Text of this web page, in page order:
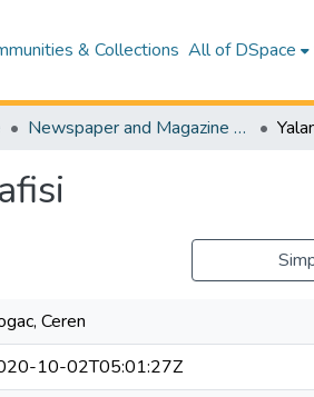
& Collections All of DSpace
Newspaper and Magazine Articles – Architecture
Ceren
10-02T05:01:27Z